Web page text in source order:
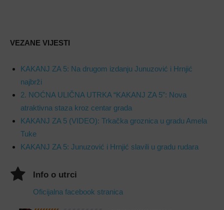
VEZANE VIJESTI
KAKANJ ZA 5: Na drugom izdanju Junuzović i Hrnjić
najbrži
2. NOĆNA ULIČNA UTRKA “KAKANJ ZA 5”: Nova
atraktivna staza kroz centar grada
KAKANJ ZA 5 (VIDEO): Trkačka groznica u gradu Amela
Tuke
KAKANJ ZA 5: Junuzović i Hrnjić slavili u gradu rudara
Info o utrci
Oficijalna facebook stranica